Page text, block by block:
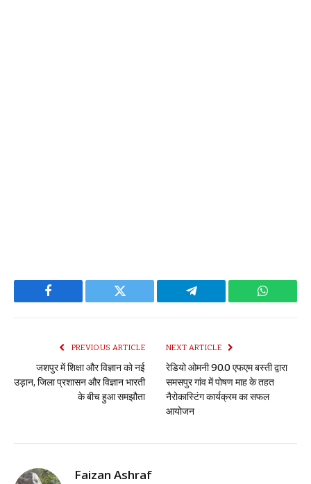
Facebook Twitter Telegram
PREVIOUS ARTICLE
जशपुर में शिक्षा और विज्ञान को नई
उड़ान, जिला प्रशासन और विज्ञान भारती
के बीच हुआ समझौता
NEXT ARTICLE
रेडियो ओमनी 90.0 एफएम बस्ती द्वारा
समसपुर गांव में पोषण माह के तहत
नैरोकास्टिंग कार्यक्रम का सफल
आयोजन
Faizan Ashraf